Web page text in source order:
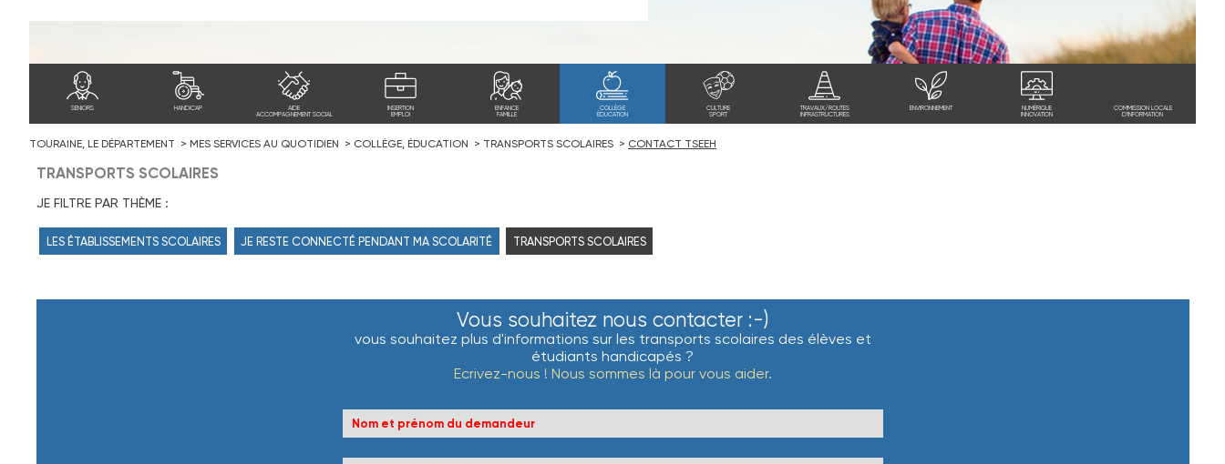
SENIORS HANDICAP
AIDE
ACCOMPAGNEMENT SOCIAL
INSERTION
EMPLOI
ENFANCE
FAMILLE
COLLÈGE
ÉDUCATION
CULTURE
SPORT
TRAVAUX/ROUTES
INFRASTRUCTURES
ENVIRONNEMENT
NUMÉRIQUE
INNOVATION
COMMISSION LOCALE
D'INFORMATION
TOURAINE, LE DÉPARTEMENT MES SERVICES AU QUOTIDIEN COLLÈGE, ÉDUCATION TRANSPORTS SCOLAIRES CONTACT TSEEH
TRANSPORTS SCOLAIRES
JE FILTRE PAR THÈME :
LES ÉTABLISSEMENTS SCOLAIRES JE RESTE CONNECTÉ PENDANT MA SCOLARITÉ TRANSPORTS SCOLAIRES
Vous souhaitez nous contacter :-)
vous souhaitez plus d'informations sur les transports scolaires des élèves et
étudiants handicapés ?
Ecrivez-nous ! Nous sommes là pour vous aider.